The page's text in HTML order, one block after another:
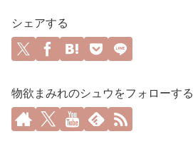
シェアする
物欲まみれのシュウをフォローする